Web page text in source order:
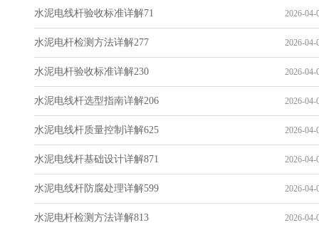
水泥电线杆验收标准详解71 2026-04-
水泥电杆检测方法详解277 2026-04-
水泥电杆验收标准详解230 2026-04-
水泥电线杆选型指南详解206 2026-04-
水泥电线杆质量控制详解625 2026-04-
水泥电线杆基础设计详解871 2026-04-
水泥电线杆防腐处理详解599 2026-04-
水泥电杆检测方法详解813 2026-04-